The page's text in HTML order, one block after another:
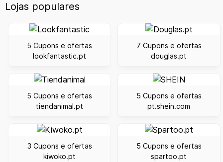
Lojas populares
5 Cupons e ofertas
lookfantastic.pt
7 Cupons e ofertas
douglas.pt
5 Cupons e ofertas
tiendanimal.pt
5 Cupons e ofertas
pt.shein.com
3 Cupons e ofertas
kiwoko.pt
5 Cupons e ofertas
spartoo.pt